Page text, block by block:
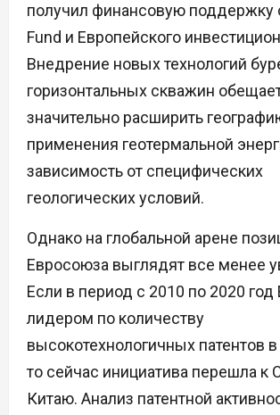
получил финансовую поддержку
Fund и Европейского
Внедрение новых технологий
горизонтальных скважин
значительно расширить
применения геотермальной
зависимость от специфических
геологических условий.
Однако на глобальной арене
Евросоюза выглядят все менее
Если в период с 2010 по 2020
лидером по количеству
высокотехнологичных патентов
то сейчас инициатива перешла к
Китаю. Анализ патентной